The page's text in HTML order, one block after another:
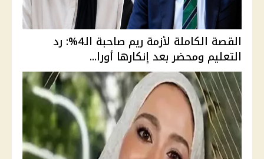
القصة الكاملة لأزمة ريم صاحبة الـ4%: رد
التعليم ومحضر بعد إنكارها أورا...